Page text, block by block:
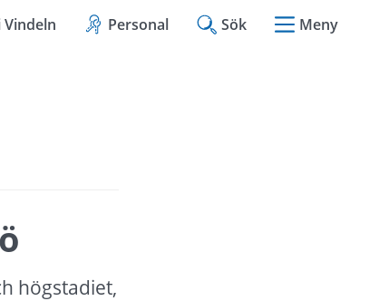
Vindeln Personal Sök Meny
högstadiet,